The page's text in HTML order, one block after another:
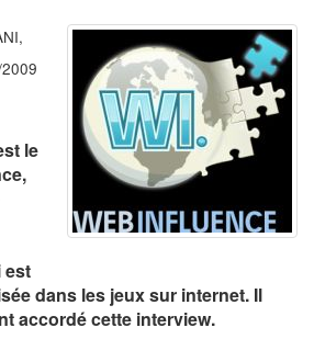
le
est
dans les jeux sur internet. Il
accordé cette interview.